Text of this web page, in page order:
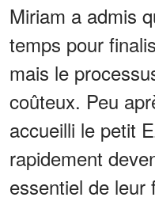
Miriam a admis
temps pour
mais le
coûteux. Peu
accueilli le petit
rapidement
essentiel de leur